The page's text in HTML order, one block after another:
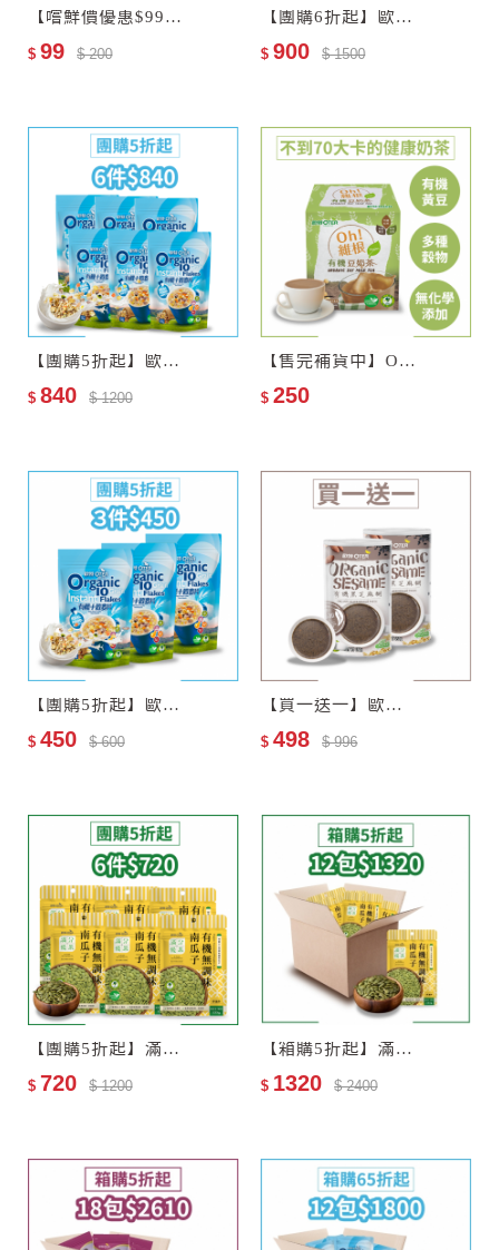
【嚐鮮價優惠$99】歐特有機十榖麥片(會員限購乙次)
$ 99 $ 200
【團購6折起】歐特有機黑棗乾6包
$ 900 $ 1500
【團購5折起】歐特有機十穀麥片6包
$ 840 $ 1200
【售完補貨中】Oh!維根–歐特有機豆奶茶
$ 250
【團購5折起】歐特有機十穀麥片3包
$ 450 $ 600
【買一送一】歐特有機黑芝麻糊
$ 498 $ 996
【團購5折起】滿分優果–有機無調味南瓜子6包
$ 720 $ 1200
【箱購5折起】滿分優果–有機無調味南瓜子12包–效期2027-06-25
$ 1320 $ 2400